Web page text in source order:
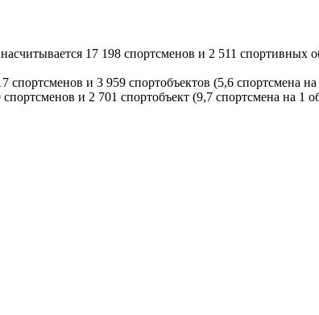
17 198 спортсменов и 2 511 спортивных
и 3 959 спортобъектов (5,6 спортсмена
и 2 701 спортобъект (9,7 спортсмена на 1